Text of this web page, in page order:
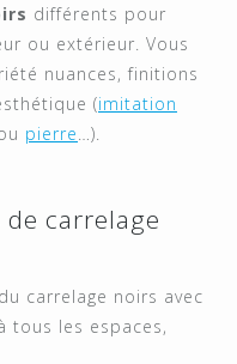
différents pour
ou extérieur. Vous
nuances, finitions
(imitation
pierre …).
carrelage
carrelage noirs avec
tous les espaces,